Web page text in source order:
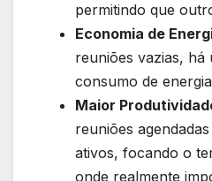
permitindo que
Economia de
reuniões vazias, há
consumo de
Maior
reuniões
ativos, focando o
onde realmente